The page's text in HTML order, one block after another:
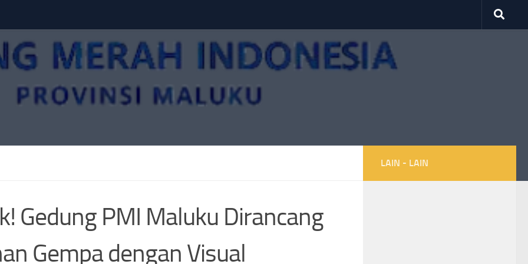
Gedung PMI Maluku Dirancang
Gempa dengan Visual
LAIN - LAIN